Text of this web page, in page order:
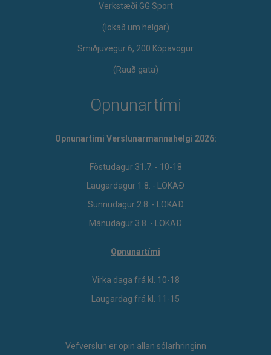
Verkstæði GG Sport
​(lokað um helgar)
Smiðjuvegur 6, 200 Kópavogur
(Rauð gata)
Opnunartími
Opnunartími Verslunarmannahelgi 2026:
Föstudagur 31.7. - 10-18
Laugardagur 1.8. - LOKAÐ
Sunnudagur 2.8. - LOKAÐ
Mánudagur 3.8. - LOKAÐ
Opnunartími
Virka daga frá kl. 10-18
Laugardag frá kl. 11-15
Vefverslun er opin allan sólarhringinn